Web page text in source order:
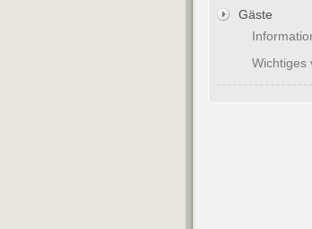
Gäste
Wichtiges